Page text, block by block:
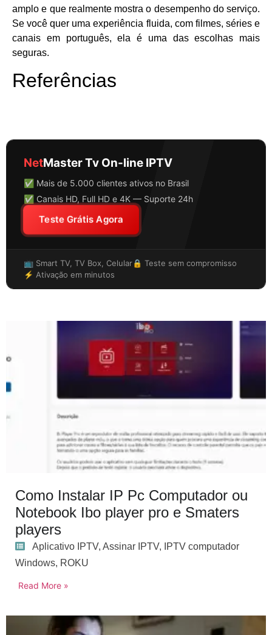
amplo e que realmente mostra o desempenho do serviço.
Se você quer uma experiência fluida, com filmes, séries e
canais em português, ela é uma das escolhas mais
seguras.
Referências
NetMaster Tv On-line IPTV
✅ Mais de 5.000 clientes ativos no Brasil
✅ Canais HD, Full HD e 4K — Suporte 24h
Teste Grátis Agora
📺 Smart TV, TV Box, Celular🔒 Teste sem compromisso
⚡ Ativação em minutos
Como Instalar IP Pc Computador ou
Notebook Ibo player pro e Smaters
players
Aplicativo IPTV, Assinar IPTV,
IPTV computador
Windows, ROKU
Read More »